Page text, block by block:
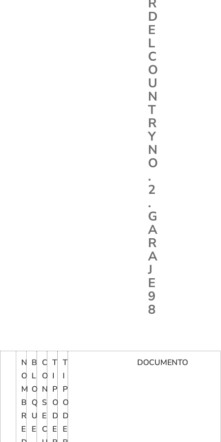
D
E
L
C
O
U
N
T
R
Y
N
O
.
2
.
G
A
R
A
J
E
9
8
N
O
M
B
R
E
B
L
O
Q
U
E
C
O
N
S
E
C
T
I
P
O
D
E
T
I
P
O
D
E
DOCUMENTO